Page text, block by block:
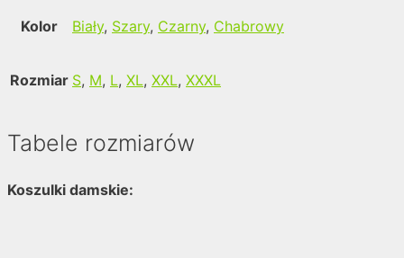
Kolor Biały, Szary, Czarny, Chabrowy
Rozmiar S, M, L, XL, XXL, XXXL
Tabele rozmiarów
Koszulki damskie: